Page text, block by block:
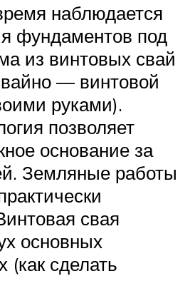
наблюдается
фундаментов под
из винтовых свай
— винтовой
руками).
позволяет
основание за
Земляные работы
свая
основных
сделать